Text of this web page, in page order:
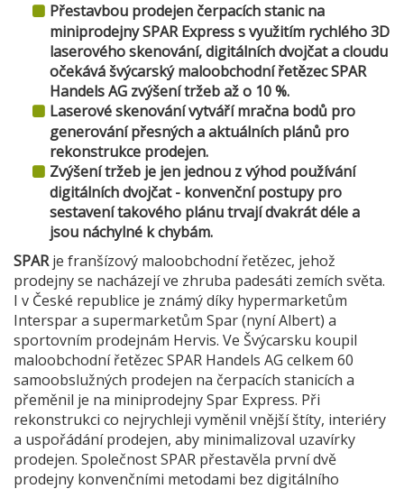
Přestavbou prodejen čerpacích stanic na
miniprodejny SPAR Express s využitím rychlého 3D
laserového skenování, digitálních dvojčat a cloudu
očekává švýcarský maloobchodní řetězec SPAR
Handels AG zvýšení tržeb až o 10 %.
Laserové skenování vytváří mračna bodů pro
generování přesných a aktuálních plánů pro
rekonstrukce prodejen.
Zvýšení tržeb je jen jednou z výhod používání
digitálních dvojčat - konvenční postupy pro
sestavení takového plánu trvají dvakrát déle a
jsou náchylné k chybám.
SPARje franšízový maloobchodní řetězec, jehož
prodejny se nacházejí ve zhruba padesáti zemích světa.
I v České republice je známý díky hypermarketům
Interspar a supermarketům Spar (nyní Albert) a
sportovním prodejnám Hervis. Ve Švýcarsku koupil
maloobchodní řetězec SPAR Handels AG celkem 60
samoobslužných prodejen na čerpacích stanicích a
přeměnil je na miniprodejny Spar Express. Při
rekonstrukci co nejrychleji vyměnil vnější štíty, interiéry
a uspořádání prodejen, aby minimalizoval uzavírky
prodejen. Společnost SPAR přestavěla první dvě
prodejny konvenčními metodami bez digitálního